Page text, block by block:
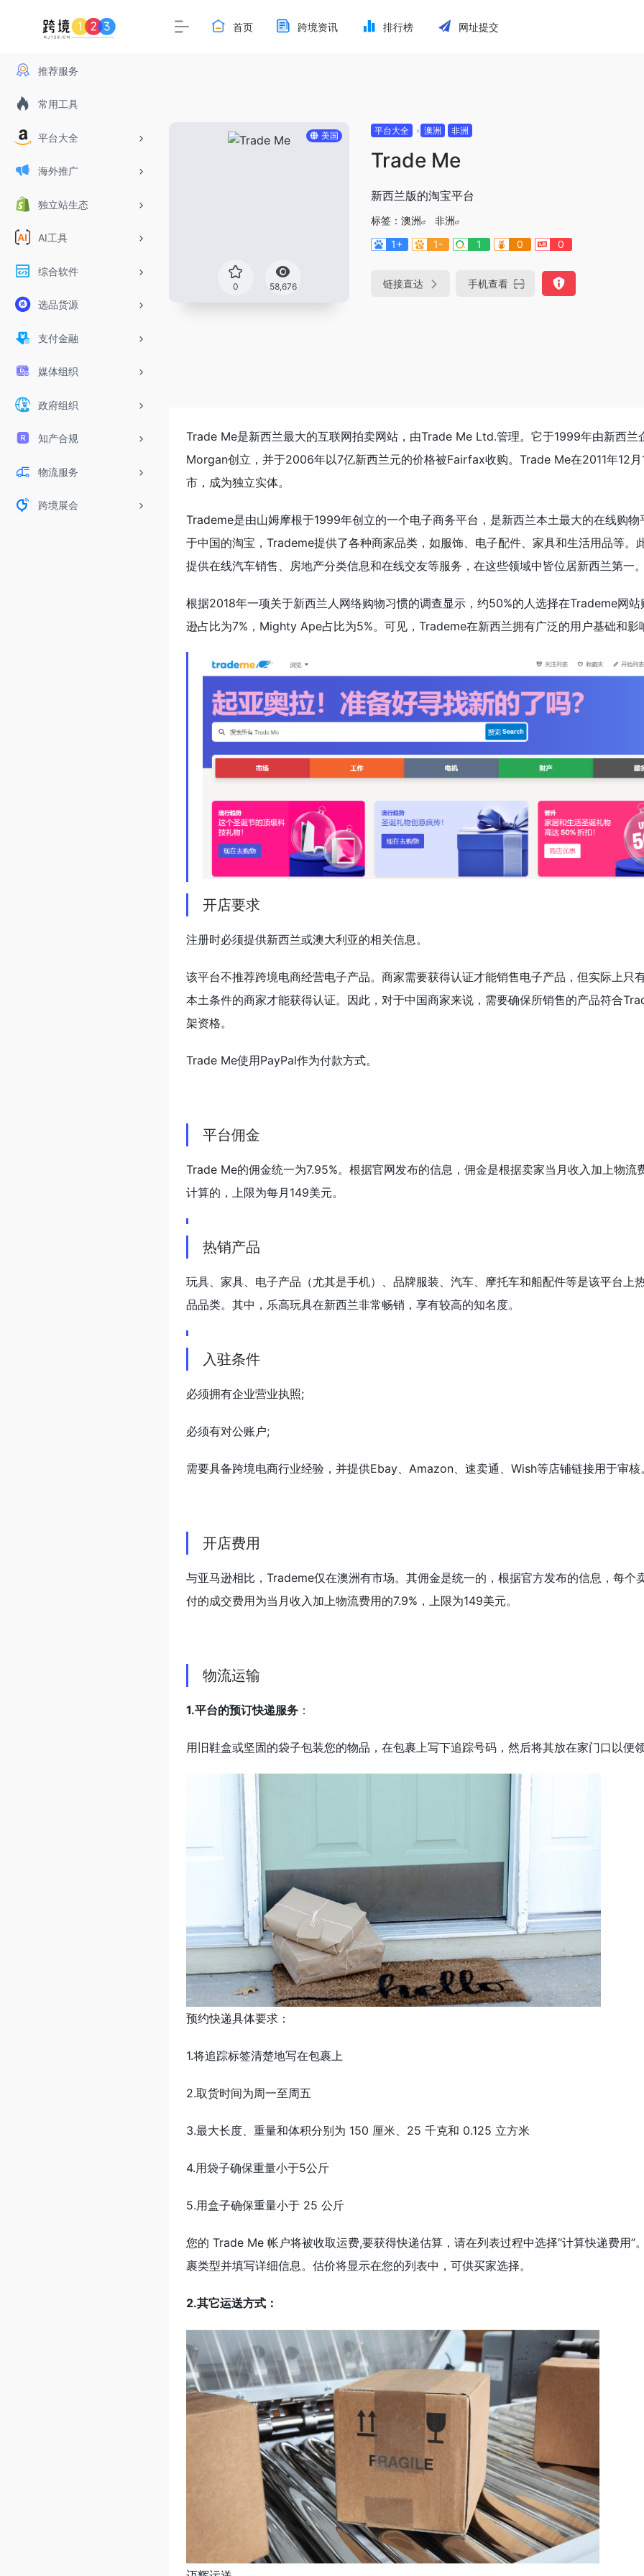
推荐服务
常用工具
平台大全
海外推广
独立站生态
AI工具
综合软件
选品货源
支付金融
媒体组织
政府组织
知产合规
物流服务
跨境展会
首页 跨境资讯 排行榜 网址提交
美国
0 58,676
平台大全 澳洲 非洲
Trade Me
新西兰版的淘宝平台
标签： 澳洲
非洲
1+
1- 1 0 0
链接直达 手机查看
Trade Me是新西兰最大的互联网拍卖网站，由Trade Me Ltd.管理。它于1999年由新西兰
Morgan创立，并于2006年以7亿新西兰元的价格被Fairfax收购。Trade Me在2011年12
市，成为独立实体。
Trademe是由山姆摩根于1999年创立的一个电子商务平台，是新西兰本土最大的在线购物
于中国的淘宝，Trademe提供了各种商家品类，如服饰、电子配件、家具和生活用品等。
提供在线汽车销售、房地产分类信息和在线交友等服务，在这些领域中皆位居新西兰第一
根据2018年一项关于新西兰人网络购物习惯的调查显示，约50%的人选择在Trademe网站
逊占比为7%，Mighty Ape占比为5%。可见，Trademe在新西兰拥有广泛的用户基础和影
开店要求
注册时必须提供新西兰或澳大利亚的相关信息。
该平台不推荐跨境电商经营电子产品。商家需要获得认证才能销售电子产品，但实际上只
本土条件的商家才能获得认证。因此，对于中国商家来说，需要确保所销售的产品符合
架资格。
Trade Me使用PayPal作为付款方式。
平台佣金
Trade Me的佣金统一为7.95%。根据官网发布的信息，佣金是根据卖家当月收入加上物流
计算的，上限为每月149美元。
热销产品
玩具、家具、电子产品（尤其是手机）、品牌服装、汽车、摩托车和船配件等是该平台上
品品类。其中，乐高玩具在新西兰非常畅销，享有较高的知名度。
入驻条件
必须拥有企业营业执照;
必须有对公账户;
需要具备跨境电商行业经验，并提供Ebay、Amazon、速卖通、Wish等店铺链接用于审核
开店费用
与亚马逊相比，Trademe仅在澳洲有市场。其佣金是统一的，根据官方发布的信息，每个
付的成交费用为当月收入加上物流费用的7.9%，上限为149美元。
物流运输
1.平台的预订快递服务 ：
用旧鞋盒或坚固的袋子包装您的物品，在包裹上写下追踪号码，然后将其放在家门口以便
预约快递具体要求：
1.将追踪标签清楚地写在包裹上
2.取货时间为周一至周五
3.最大长度、重量和体积分别为 150 厘米、25 千克和 0.125 立方米
4.用袋子确保重量小于5公斤
5.用盒子确保重量小于 25 公斤
您的 Trade Me 帐户将被收取运费,要获得快递估算，请在列表过程中选择“计算快递费用”
裹类型并填写详细信息。估价将显示在您的列表中，可供买家选择。
2.其它运送方式：